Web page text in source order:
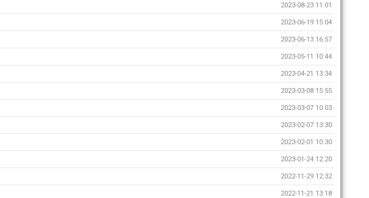
2023-08-23 11:01
2023-06-19 15:04
2023-06-13 16:57
2023-05-11 10:44
2023-04-21 13:34
2023-03-08 15:55
2023-03-07 10:03
2023-02-07 13:30
2023-02-01 10:30
2023-01-24 12:20
2022-11-29 12:32
2022-11-21 13:18